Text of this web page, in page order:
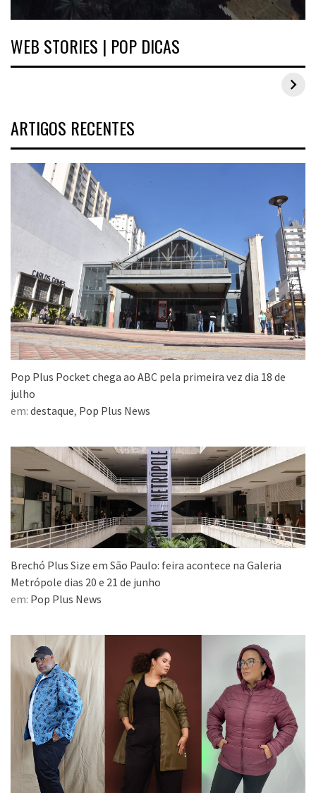
WEB STORIES | POP DICAS
Inspirações de looks plus size para o carnaval
ARTIGOS RECENTES
Pop Plus Pocket chega ao ABC pela primeira vez dia 18 de
julho
em: destaque, Pop Plus News
Brechó Plus Size em São Paulo: feira acontece na Galeria
Metrópole dias 20 e 21 de junho
em: Pop Plus News